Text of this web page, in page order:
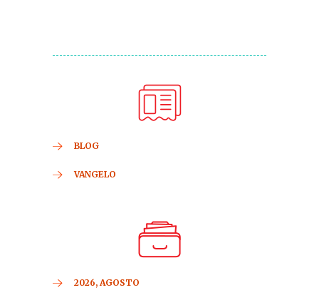
BLOG
VANGELO
2026, AGOSTO